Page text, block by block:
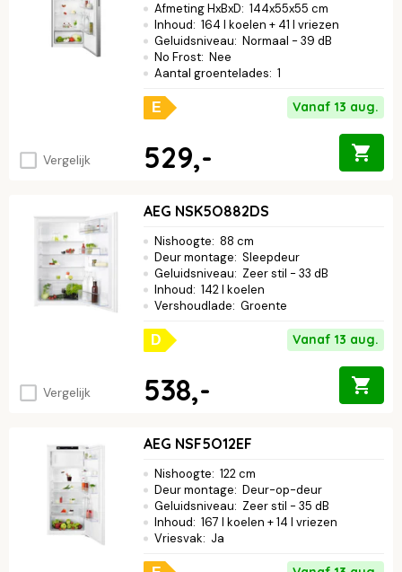
Vergelijk
Afmeting HxBxD: 144x55x55 cm
Inhoud: 164 l koelen + 41 l vriezen
Geluidsniveau: Normaal - 39 dB
No Frost: Nee
Aantal groentelades: 1
E Vanaf 13 aug.
529,-
Vergelijk
AEG NSK5O882DS
Nishoogte: 88 cm
Deur montage: Sleepdeur
Geluidsniveau: Zeer stil - 33 dB
Inhoud: 142 l koelen
Vershoudlade: Groente
D Vanaf 13 aug.
538,-
AEG NSF5O12EF
Nishoogte: 122 cm
Deur montage: Deur-op-deur
Geluidsniveau: Zeer stil - 35 dB
Inhoud: 167 l koelen + 14 l vriezen
Vriesvak: Ja